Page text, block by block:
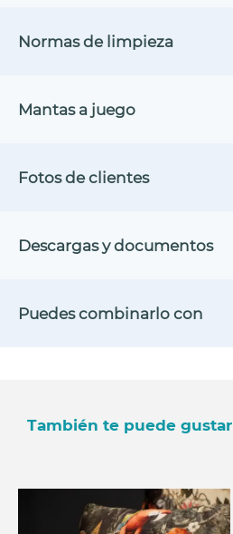
Normas de limpieza
Mantas a juego
Fotos de clientes
Descargas y documentos
Puedes combinarlo con
También te puede gustar